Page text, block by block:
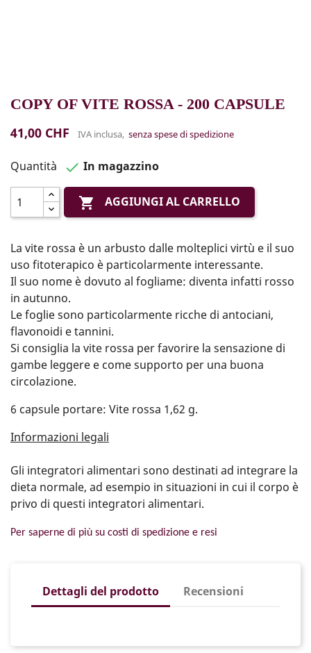
COPY OF VITE ROSSA - 200 CAPSULE
41,00 CHF IVA inclusa, senza spese di spedizione
Quantità  In magazzino
 AGGIUNGI AL CARRELLO
La vite rossa è un arbusto dalle molteplici virtù e il suo
uso fitoterapico è particolarmente interessante.
Il suo nome è dovuto al fogliame: diventa infatti rosso
in autunno.
Le foglie sono particolarmente ricche di antociani,
flavonoidi e tannini.
Si consiglia la vite rossa per favorire la sensazione di
gambe leggere e come supporto per una buona
circolazione.
6 capsule portare: Vite rossa 1,62 g.
Informazioni legali
Gli integratori alimentari sono destinati ad integrare la
dieta normale, ad esempio in situazioni in cui il corpo è
privo di questi integratori alimentari.
Per saperne di più su costi di spedizione e resi
Dettagli del prodotto Recensioni